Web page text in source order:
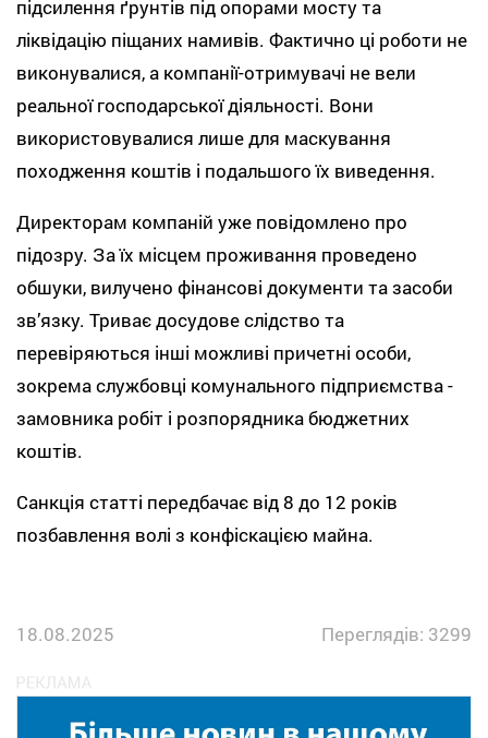
підсилення ґрунтів під опорами мосту та
ліквідацію піщаних намивів. Фактично ці роботи не
виконувалися, а компанії-отримувачі не вели
реальної господарської діяльності. Вони
використовувалися лише для маскування
походження коштів і подальшого їх виведення.
Директорам компаній уже повідомлено про
підозру. За їх місцем проживання проведено
обшуки, вилучено фінансові документи та засоби
зв’язку. Триває досудове слідство та
перевіряються інші можливі причетні особи,
зокрема службовці комунального підприємства -
замовника робіт і розпорядника бюджетних
коштів.
Санкція статті передбачає від 8 до 12 років
позбавлення волі з конфіскацією майна.
18.08.2025 Переглядів: 3299